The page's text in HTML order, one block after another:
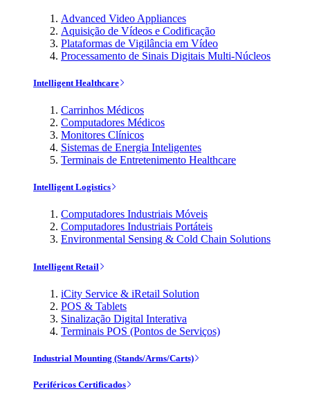
Advanced Video Appliances
Aquisição de Vídeos e Codificação
Plataformas de Vigilância em Vídeo
Processamento de Sinais Digitais Multi-Núcleos
Intelligent Healthcare
Carrinhos Médicos
Computadores Médicos
Monitores Clínicos
Sistemas de Energia Inteligentes
Terminais de Entretenimento Healthcare
Intelligent Logistics
Computadores Industriais Móveis
Computadores Industriais Portáteis
Environmental Sensing & Cold Chain Solutions
Intelligent Retail
iCity Service & iRetail Solution
POS & Tablets
Sinalização Digital Interativa
Terminais POS (Pontos de Serviços)
Industrial Mounting (Stands/Arms/Carts)
Periféricos Certificados